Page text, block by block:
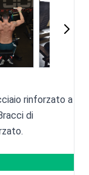
rinforzato a
di